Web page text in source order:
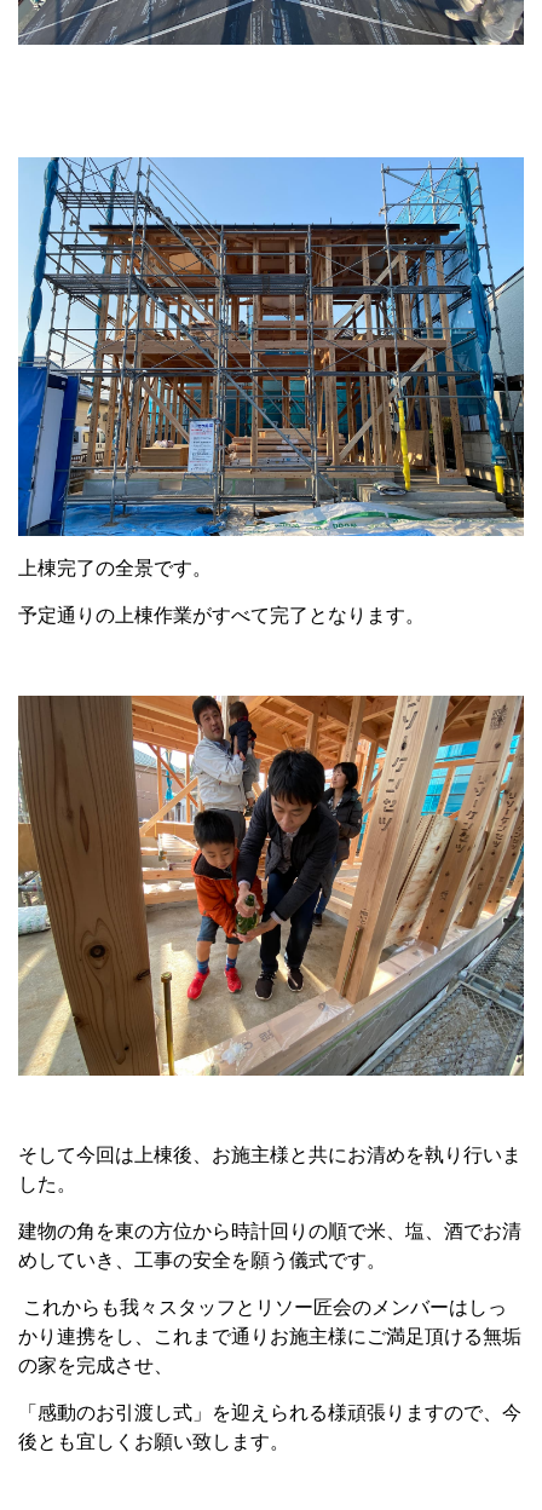
上棟完了の全景です。
予定通りの上棟作業がすべて完了となります。
そして今回は上棟後、お施主様と共にお清めを執り行いま
した。
建物の角を東の方位から時計回りの順で米、塩、酒でお清
めしていき、工事の安全を願う儀式です。
これからも我々スタッフとリソー匠会のメンバーはしっ
かり連携をし、これまで通りお施主様にご満足頂ける無垢
の家を完成させ、
「感動のお引渡し式」を迎えられる様頑張りますので、今
後とも宜しくお願い致します。